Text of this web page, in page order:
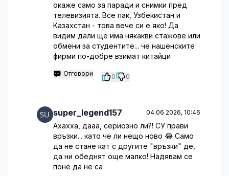
окаже само за паради и снимки пред
телевизията. Все пак, Узбекистан и
Казахстан - това вече си е яко! Да
видим дали ще има някакви стажове или
обмени за студентите... че нашенските
фирми по-добре взимат китайци
Отговори 0 0
super_legend157 04.06.2026, 10:46
Ахахха, дааа, сериозно ли?! СУ прави
връзки... като че ли нещо ново 😂 Само
да не стане кат с другите "връзки" де,
да ни обеднят още малко! Надявам се
поне да не са